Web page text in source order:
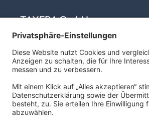
TAXFBA GmbH
Gasstraße 18, Haus 6a
22761 Hamburg
info@taxfba.de